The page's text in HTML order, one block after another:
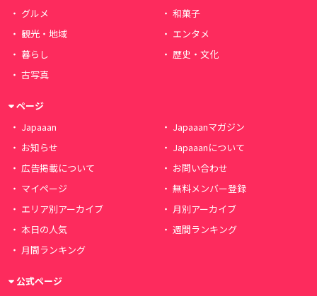
グルメ
和菓子
観光・地域
エンタメ
暮らし
歴史・文化
古写真
ページ
Japaaan
Japaaanマガジン
お知らせ
Japaaanについて
広告掲載について
お問い合わせ
マイページ
無料メンバー登録
エリア別アーカイブ
月別アーカイブ
本日の人気
週間ランキング
月間ランキング
公式ページ